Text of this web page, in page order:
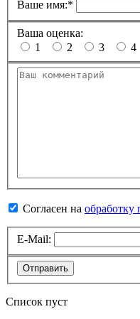
Ваше имя:*
Ваша оценка:
1
2 3 4
Согласен на обработку
E-Mail:
Отправить
Список пуст